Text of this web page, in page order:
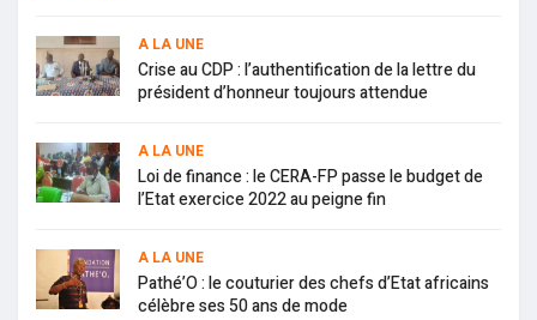
A LA UNE
Crise au CDP : l’authentification de la lettre du
président d’honneur toujours attendue
A LA UNE
Loi de finance : le CERA-FP passe le budget de
l’Etat exercice 2022 au peigne fin
A LA UNE
Pathé’O : le couturier des chefs d’Etat africains
célèbre ses 50 ans de mode